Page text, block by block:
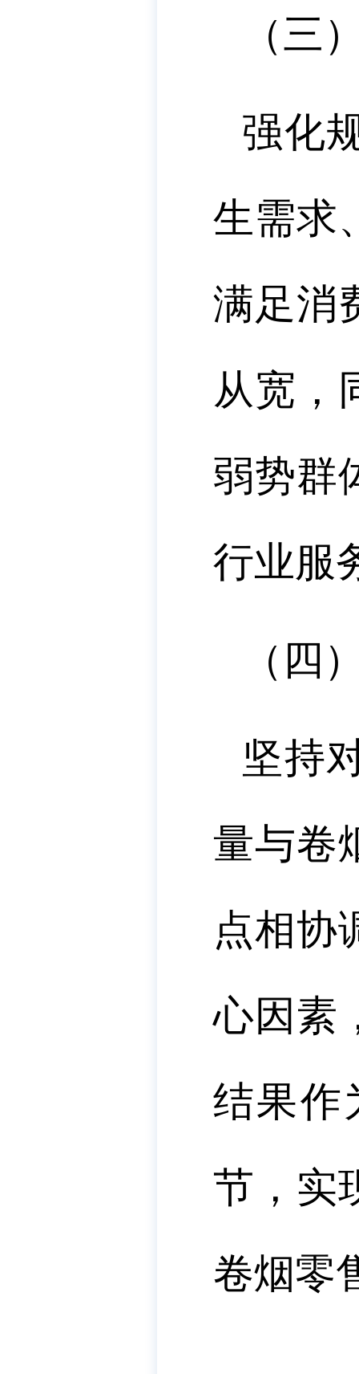
（三
强化
生需求
满足消
从宽，
弱势群
行业服
（四
坚持
量与卷
点相协
心因素
结果作
节，实
卷烟零